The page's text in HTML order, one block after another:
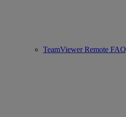
TeamViewer Remote FAQ